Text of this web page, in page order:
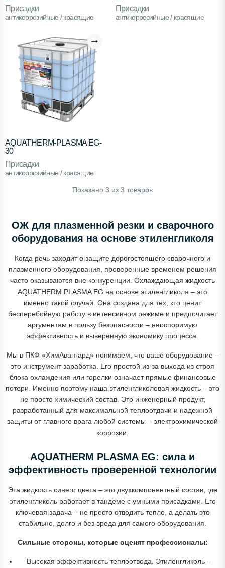
Присадки
антикоррозийные / красящие
Присадки
антикоррозийные / красящие
AQUATHERM-PLASMA EG-
30
Присадки
антикоррозийные / красящие
Показано 3 из 3 товаров
ОЖ для плазменной резки и сварочного
оборудования на основе этиленгликоля
Когда речь заходит о защите дорогостоящего сварочного и
плазменного оборудования, проверенные временем решения
часто оказываются вне конкуренции. Охлаждающая жидкость
AQUATHERM PLASMA EG на основе этиленгликоля – это
именно такой случай. Она создана для тех, кто ценит
бесперебойную работу в интенсивном режиме и предпочитает
аргументам в пользу безопасности – неоспоримую
эффективность и выверенную экономику процесса.
Мы в ПКФ «ХимАвангард» понимаем, что ваше оборудование –
это инструмент заработка. Его простой из-за выхода из строя
блока охлаждения или горелки означает прямые финансовые
потери. Именно поэтому наша этиленгликолевая жидкость – это
не просто химический состав. Это инженерный продукт,
разработанный для максимальной теплоотдачи и надежной
защиты от главного врага любой системы – электрохимической
коррозии.
AQUATHERM PLASMA EG: сила и
эффективность проверенной технологии
Эта жидкость синего цвета – это двухкомпонентный состав, где
этиленгликоль работает в тандеме с умными присадками. Его
ключевая задача – не просто отводить тепло, а делать это
стабильно, долго и без вреда для самого оборудования.
Сильные стороны, которые оценят профессионалы:
Высокая эффективность теплоотвода. Этиленгликоль –